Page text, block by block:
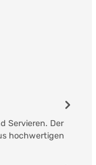
Servieren. Der
hochwertigen